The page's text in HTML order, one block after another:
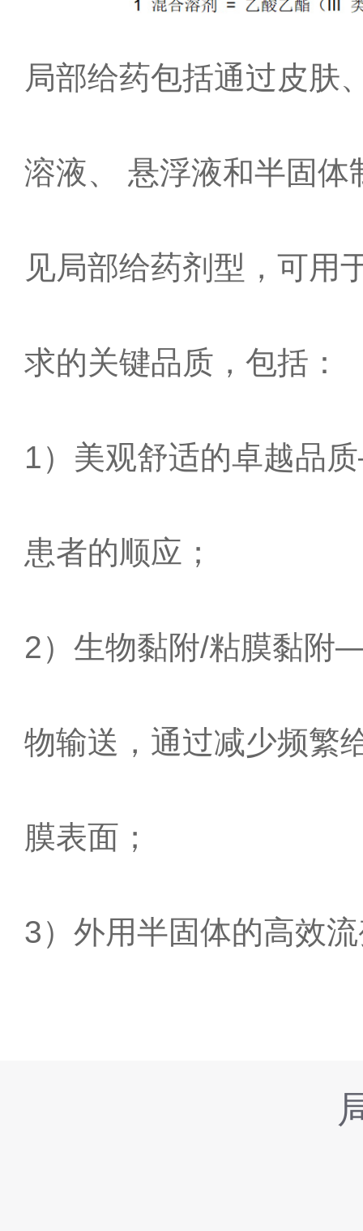
局部给药包括通过皮肤
溶液、 悬浮液和半固
见局部给药剂型，可用
求的关键品质，包括：
1）美观舒适的卓越品
患者的顺应；
2）生物黏附/粘膜黏附
物输送，通过减少频繁
膜表面；
3）外用半固体的高效